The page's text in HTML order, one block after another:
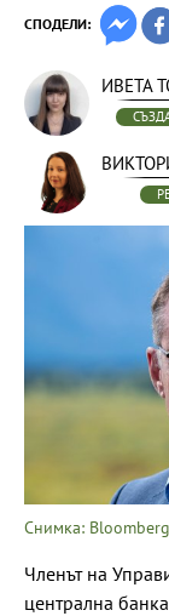
СПОДЕЛИ:
ИВЕТА
Снимка: Bloomberg
Членът на
централна